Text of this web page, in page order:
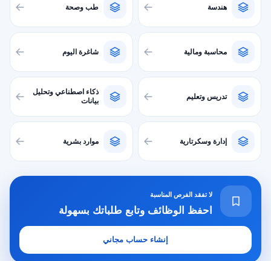
هندسة طب وصحة
محاسبة ومالية شاغرة اليوم
تدريس وتعليم
ذكاء اصطناعي وتحليل
بيانات
إدارة وسكرتارية موارد بشرية
لا تفقد الفرص المناسبة
احفظ الوظائف وتابع طلباتك بسهولة
إنشاء حساب مجاني